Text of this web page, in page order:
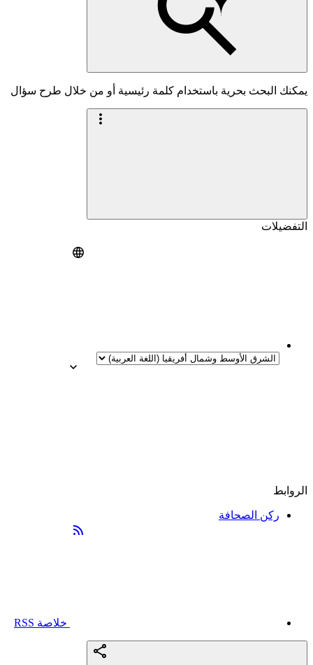
يمكنك البحث بحرية باستخدام كلمة رئيسية أو من خلال طرح سؤال
التفضيلات
الروابط
ركن الصحافة
خلاصة RSS